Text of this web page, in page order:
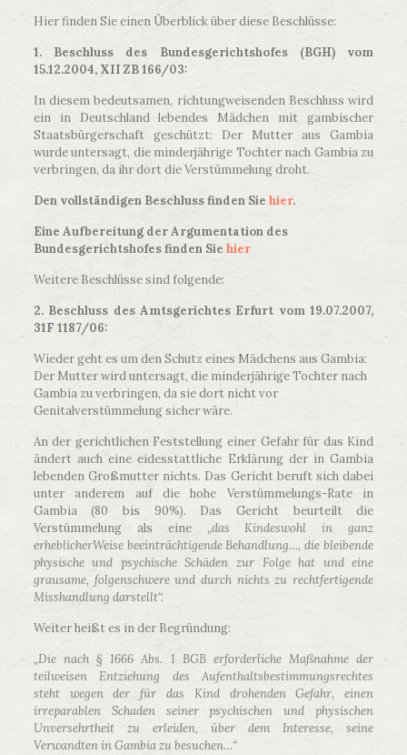
Hier finden Sie einen Überblick über diese Beschlüsse:
1. Beschluss des Bundesgerichtshofes (BGH) vom
15.12.2004, XII ZB 166/03:
In diesem bedeutsamen, richtungweisenden Beschluss wird
ein in Deutschland lebendes Mädchen mit gambischer
Staatsbürgerschaft geschützt: Der Mutter aus Gambia
wurde untersagt, die minderjährige Tochter nach Gambia zu
verbringen, da ihr dort die Verstümmelung droht.
Den vollständigen Beschluss finden Sie hier.
Eine Aufbereitung der Argumentation des
Bundesgerichtshofes finden Sie hier
Weitere Beschlüsse sind folgende:
2. Beschluss des Amtsgerichtes Erfurt vom 19.07.2007,
31F 1187/06:
Wieder geht es um den Schutz eines Mädchens aus Gambia:
Der Mutter wird untersagt, die minderjährige Tochter nach
Gambia zu verbringen, da sie dort nicht vor
Genitalverstümmelung sicher wäre.
An der gerichtlichen Feststellung einer Gefahr für das Kind
ändert auch eine eidesstattliche Erklärung der in Gambia
lebenden Großmutter nichts. Das Gericht beruft sich dabei
unter anderem auf die hohe Verstümmelungs-Rate in
Gambia (80 bis 90%). Das Gericht beurteilt die
Verstümmelung als eine „das Kindeswohl in ganz
erheblicherWeise beeinträchtigende Behandlung…, die bleibende
physische und psychische Schäden zur Folge hat und eine
grausame, folgenschwere und durch nichts zu rechtfertigende
Misshandlung darstellt“.
Weiter heißt es in der Begründung:
„Die nach § 1666 Abs. 1 BGB erforderliche Maßnahme der
teilweisen Entziehung des Aufenthaltsbestimmungsrechtes
steht wegen der für das Kind drohenden Gefahr, einen
irreparablen Schaden seiner psychischen und physischen
Unversehrtheit zu erleiden, über dem Interesse, seine
Verwandten in Gambia zu besuchen…“